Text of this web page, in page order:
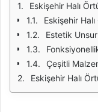
Eskişehir Halı
Eskişehir
Estetik
Çeşitli
Eskişehir Halı